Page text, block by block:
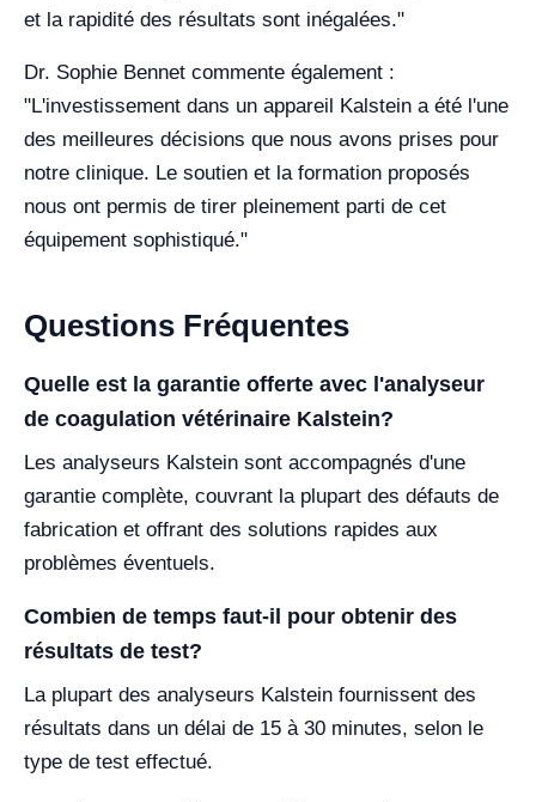
et la rapidité des résultats sont inégalées."
Dr. Sophie Bennet commente également :
"L'investissement dans un appareil Kalstein a été l'une
des meilleures décisions que nous avons prises pour
notre clinique. Le soutien et la formation proposés
nous ont permis de tirer pleinement parti de cet
équipement sophistiqué."
Questions Fréquentes
Quelle est la garantie offerte avec l'analyseur
de coagulation vétérinaire Kalstein?
Les analyseurs Kalstein sont accompagnés d'une
garantie complète, couvrant la plupart des défauts de
fabrication et offrant des solutions rapides aux
problèmes éventuels.
Combien de temps faut-il pour obtenir des
résultats de test?
La plupart des analyseurs Kalstein fournissent des
résultats dans un délai de 15 à 30 minutes, selon le
type de test effectué.